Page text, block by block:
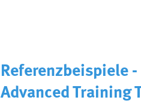
Referenzbeispiele
Advanced Training